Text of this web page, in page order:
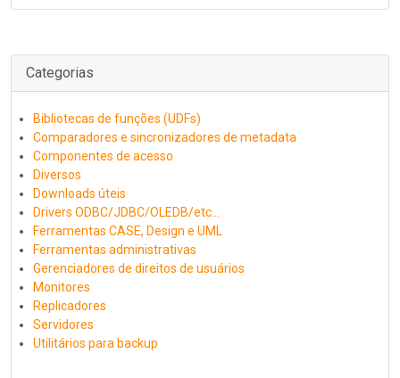
Categorias
Bibliotecas de funções (UDFs)
Comparadores e sincronizadores de metadata
Componentes de acesso
Diversos
Downloads úteis
Drivers ODBC/JDBC/OLEDB/etc...
Ferramentas CASE, Design e UML
Ferramentas administrativas
Gerenciadores de direitos de usuários
Monitores
Replicadores
Servidores
Utilitários para backup